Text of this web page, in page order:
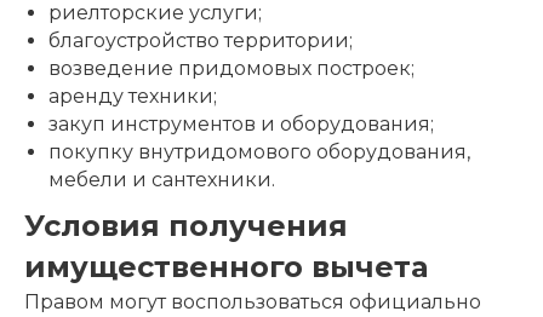
риелторские услуги;
благоустройство территории;
возведение придомовых построек;
аренду техники;
закуп инструментов и оборудования;
покупку внутридомового оборудования,
мебели и сантехники.
Условия получения
имущественного вычета
Правом могут воспользоваться официально